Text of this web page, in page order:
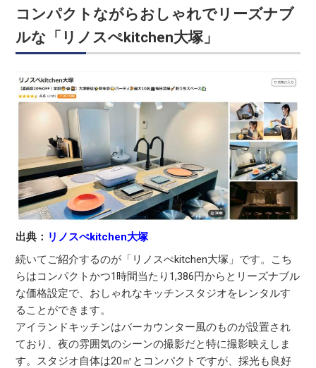
コンパクトながらおしゃれでリーズナブ
ルな「リノスぺkitchen大塚」
出典： リノスぺkitchen大塚
続いてご紹介するのが「リノスぺkitchen大塚」です。こち
らはコンパクトかつ1時間当たり1,386円からとリーズナブル
な価格設定で、おしゃれなキッチンスタジオをレンタルす
ることができます。
アイランドキッチンはバーカウンター風のものが設置され
ており、夜の雰囲気のシーンの撮影だと特に撮影映えしま
す。スタジオ自体は20㎡とコンパクトですが、採光も良好